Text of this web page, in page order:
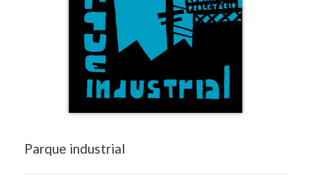
Parque industrial